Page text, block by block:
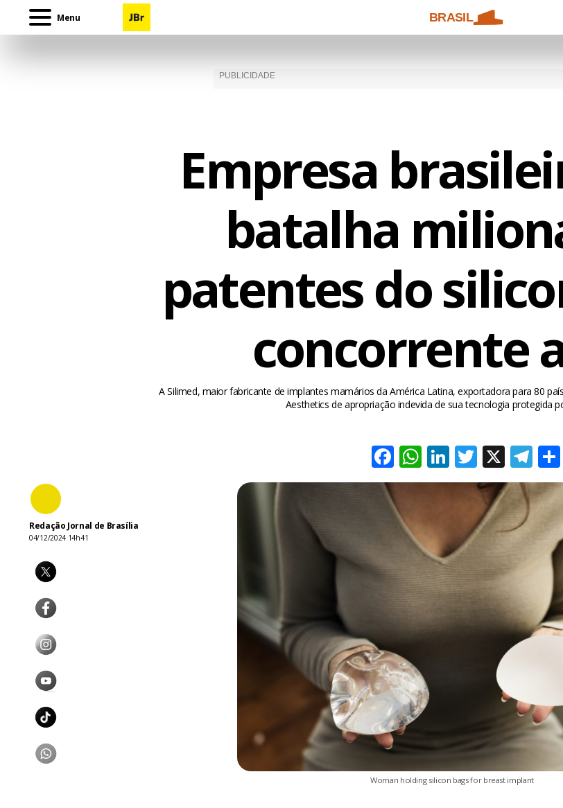
Menu BRASIL
Empresa
batalha
patentes do
concorrente
A Silimed, maior fabricante de implantes mamários da América Latina, exportadora para 80
Aesthetics de apropriação indevida de sua tecnologia protegida
Facebook
WhatsApp
LinkedIn
Twitter
X
Redação Jornal de Brasília
04/12/2024 14h41
Woman holding silicon bags for breast implant